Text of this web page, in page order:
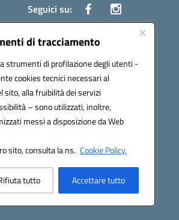
di tracciamento
strumenti di profilazione degli utenti -
cookies tecnici necessari al
alla fruibilità dei servizi
– sono utilizzati, inoltre,
messi a disposizione da Web
sito, consulta la ns. Cookie Policy.
tutto Accettare tutto
Seguici su: